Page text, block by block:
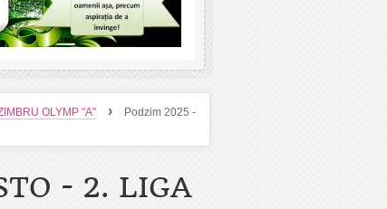
OLYMP "A" ›
Podzim 2025 -
- 2. LIGA